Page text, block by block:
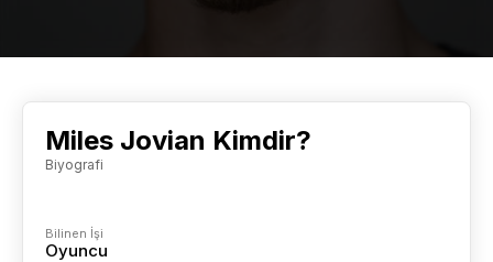
Miles Jovian Kimdir?
Biyografi
Bilinen İşi
Oyuncu